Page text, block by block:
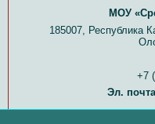
МОУ
185007, Республика
+7
Эл. почта